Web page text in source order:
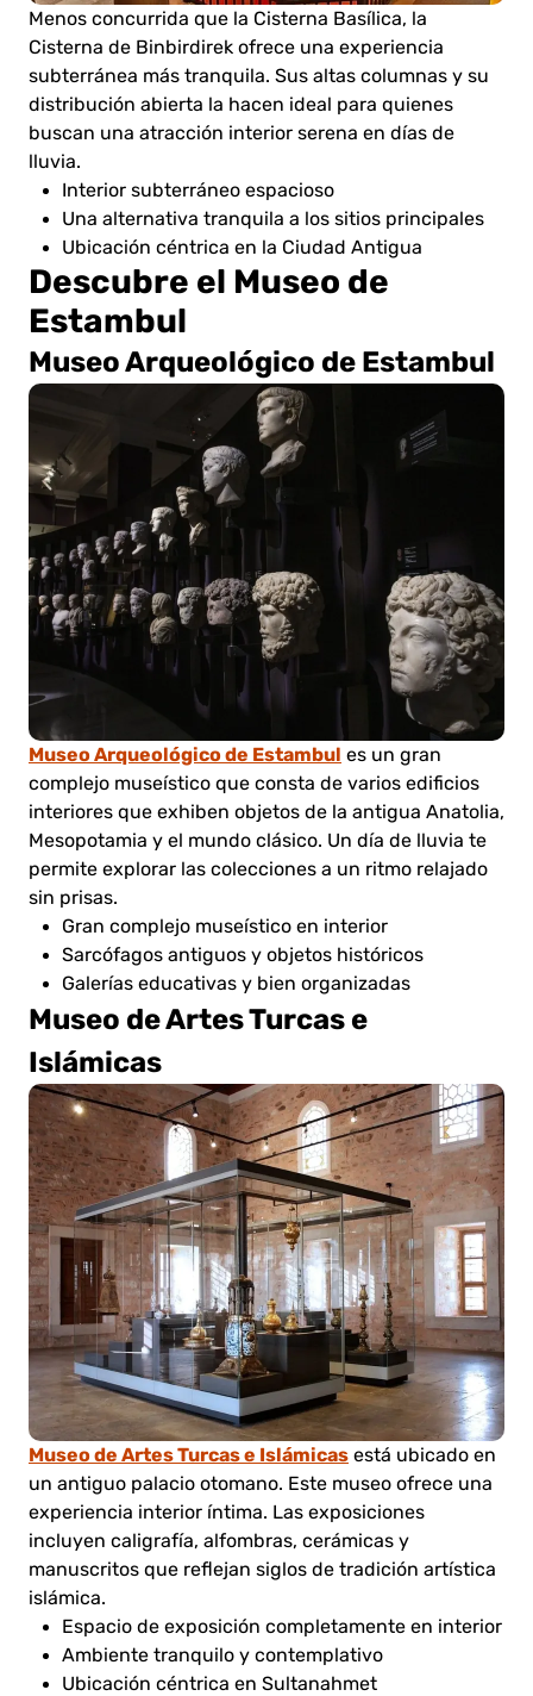
Menos concurrida que la Cisterna Basílica, la
Cisterna de Binbirdirek ofrece una experiencia
subterránea más tranquila. Sus altas columnas y su
distribución abierta la hacen ideal para quienes
buscan una atracción interior serena en días de
lluvia.
Interior subterráneo espacioso
Una alternativa tranquila a los sitios principales
Ubicación céntrica en la Ciudad Antigua
Descubre el Museo de
Estambul
Museo Arqueológico de Estambul
Museo Arqueológico de Estambul es un gran
complejo museístico que consta de varios edificios
interiores que exhiben objetos de la antigua Anatolia,
Mesopotamia y el mundo clásico. Un día de lluvia te
permite explorar las colecciones a un ritmo relajado
sin prisas.
Gran complejo museístico en interior
Sarcófagos antiguos y objetos históricos
Galerías educativas y bien organizadas
Museo de Artes Turcas e
Islámicas
Museo de Artes Turcas e Islámicas está ubicado en
un antiguo palacio otomano. Este museo ofrece una
experiencia interior íntima. Las exposiciones
incluyen caligrafía, alfombras, cerámicas y
manuscritos que reflejan siglos de tradición artística
islámica.
Espacio de exposición completamente en interior
Ambiente tranquilo y contemplativo
Ubicación céntrica en Sultanahmet